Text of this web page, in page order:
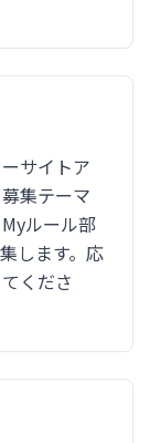
サイトア
集テーマ
ルール部
します。応
くださ